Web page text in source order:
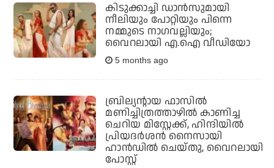
കിടുക്കാച്ചി ഡാൻസുമായി
നീലിയും പോറ്റിയും പിന്നെ
നമ്മുടെ നാഗവല്ലിയും;
വൈറലായി എ.ഐ വീഡിയോ
5 months ago
ബ്രില്യന്റായ ഫാസില്‍
മണിച്ചിത്രത്താഴില്‍ കാണിച്ച
ചെറിയ മിസ്റ്റേക്ക്, ഹിന്ദിയില്‍
പ്രിയദര്‍ശന്‍ നൈസായി
ഹാന്‍ഡില്‍ ചെയ്തു, വൈറലായി
പോസ്റ്റ്